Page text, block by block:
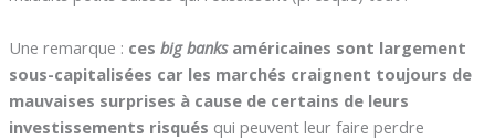
Une remarque : ces big banksaméricaines sont largement
sous-capitalisées car les marchés craignent toujours de
mauvaises surprises à cause de certains de leurs
investissements risqués qui peuvent leur faire perdre